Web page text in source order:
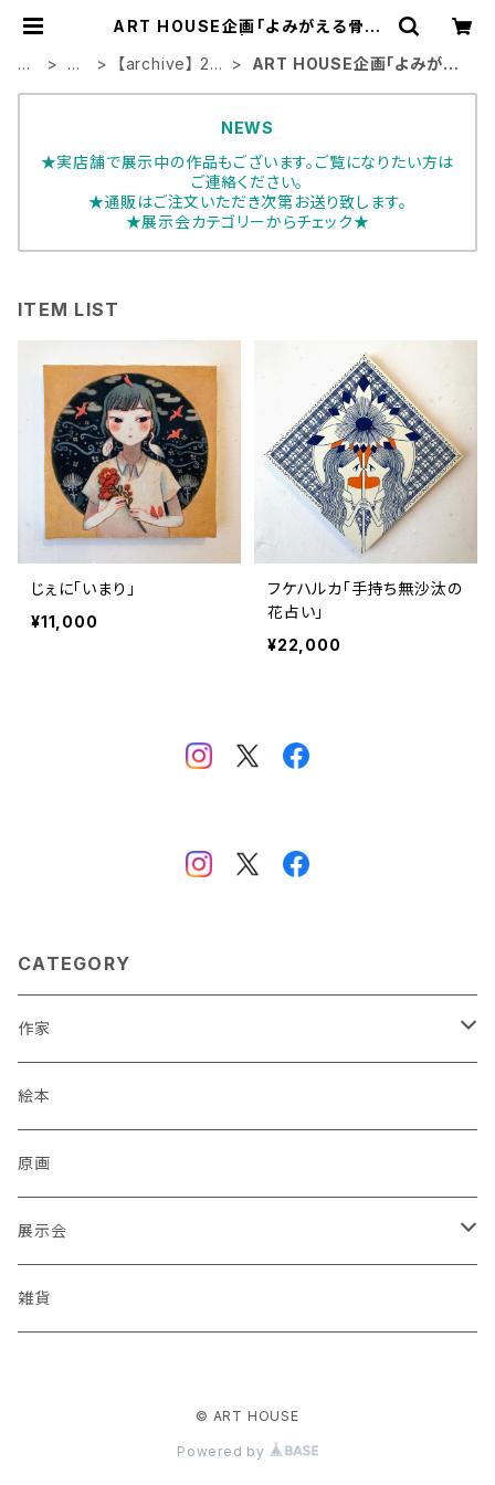
ART HOUSE企画「よみがえる骨董
H
展
【archive】 20
ART HOUSE企画「よみがえ
NEWS
★実店舗で展示中の作品もございます。ご覧になりたい方は
ご連絡ください。
★通販はご注文いただき次第お送り致します。
★展示会カテゴリーからチェック★
ITEM LIST
じぇに「いまり」
¥11,000
フケハルカ「手持ち無沙汰の
花占い」
¥22,000
CATEGORY
作家
蒼川わか
あきやまりか
ashika
足立真人
絵本
原画
展示会
Mori / Kosamu.An 「トトニョロ 初展」
雑貨
© ART HOUSE
Powered by